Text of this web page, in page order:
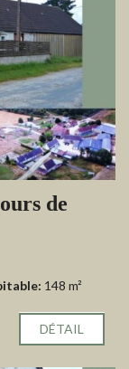
de
148 m²
DÉTAIL